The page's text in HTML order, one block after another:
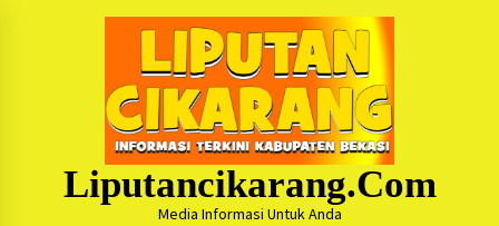
Liputancikarang.com
Media Informasi Untuk Anda